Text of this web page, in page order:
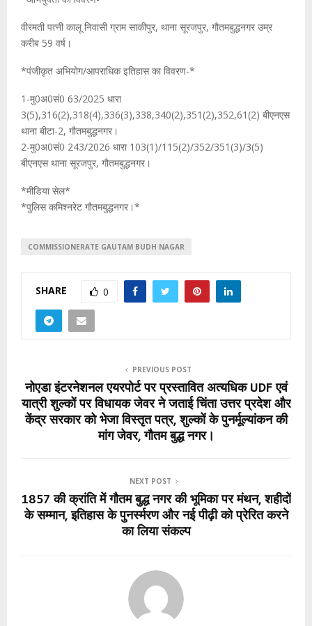
वीरमती पत्नी कालू निवासी ग्राम साकीपुर, थाना सूरजपुर, गौतमबुद्धनगर उम्र
करीब 59 वर्ष।
*पंजीकृत अभियोग/आपराधिक इतिहास का विवरण-*
1-मु0अ0सं0 63/2025 धारा
3(5),316(2),318(4),336(3),338,340(2),351(2),352,61(2) बीएनएस
थाना बीटा-2, गौतमबुद्धनगर।
2-मु0अ0सं0 243/2026 धारा 103(1)/115(2)/352/351(3)/3(5)
बीएनएस थाना सूरजपुर, गौतमबुद्धनगर।
*मीडिया सेल*
*पुलिस कमिश्नरेट गौतमबुद्धनगर।*
COMMISSIONERATE GAUTAM BUDH NAGAR
SHARE 0
PREVIOUS POST
नोएडा इंटरनेशनल एयरपोर्ट पर प्रस्तावित अत्यधिक UDF एवं
यात्री शुल्कों पर विधायक जेवर ने जताई चिंता उत्तर प्रदेश और
केंद्र सरकार को भेजा विस्तृत पत्र, शुल्कों के पुनर्मूल्यांकन की
मांग जेवर, गौतम बुद्ध नगर।
NEXT POST
1857 की क्रांति में गौतम बुद्ध नगर की भूमिका पर मंथन, शहीदों
के सम्मान, इतिहास के पुनर्स्मरण और नई पीढ़ी को प्रेरित करने
का लिया संकल्प